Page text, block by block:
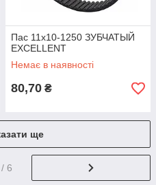
Пас 11х10-1250 ЗУБЧАТЫЙ
EXCELLENT
Немає в наявності
80,70 ₴
ще
/ 6